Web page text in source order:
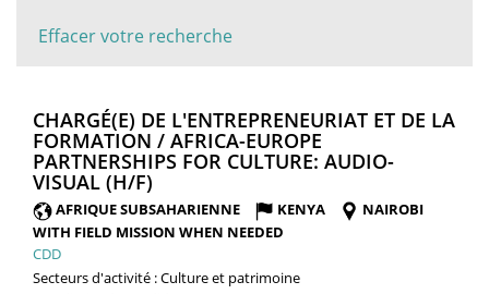
Effacer votre recherche
CHARGÉ(E) DE L'ENTREPRENEURIAT ET DE LA
FORMATION / AFRICA-EUROPE
PARTNERSHIPS FOR CULTURE: AUDIO-
VISUAL (H/F)
FENÊTRE)
AFRIQUE SUBSAHARIENNE KENYA
NAIROBI
WITH FIELD MISSION WHEN NEEDED
CDD
Secteurs d'activité :Culture et patrimoine